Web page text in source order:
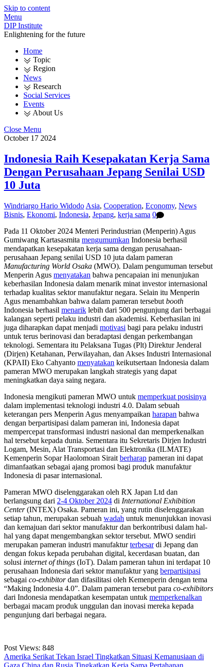
Skip to content
Menu
DIP Institute
Enlightening for the future
Home
Topic
Region
News
Research
Social Services
Events
About Us
Close Menu
October 17 2024
Indonesia Raih Kesepakatan Kerja Sama
Dengan Perusahaan Jepang Senilai USD
10 Juta
Windriargo Hario Widodo Asia, Cooperation, Economy, News
Bisnis, Ekonomi, Indonesia, Jepang, kerja sama 0
Pada 11 Oktober 2024 Menteri Perindustrian (Menperin) Agus
Gumiwang Kartasasmita mengumumkan Indonesia berhasil
mendapatkan kesepakatan kerja sama dengan perusahaan-
perusahaan Jepang senilai USD 10 juta dalam pameran
Manufacturing World Osaka (MWO). Dalam pengumuman tersebut
Menperin Agus menyatakan bahwa pencapaian ini menunjukan
keberhasilan Indonesia dalam menarik minat investor internasional
terhadap kualitas sektor manufaktur negara. Selain itu Menperin
Agus menambahkan bahwa dalam pameran tersebutbooth
Indonesia berhasil menarik lebih dari 500 pengunjung dari berbagai
kalangan seperti pelaku industri dan akademisi. Keberhasilan ini
juga diharapkan dapat menjadi motivasi bagi para pelaku industri
untuk terus berinovasi dan beradaptasi dengan perkembangan
teknologi. Sementara itu Pelaksana Tugas (Plt) Direktur Jenderal
(Dirjen) Ketahanan, Perwilayahan, dan Akses Industri Internasional
(KPAII) Eko Cahyanto menyatakan keikutsertaan Indonesia dalam
pameran MWO merupakan langkah strategis yang dapat
meningkatkan daya saing negara.
Indonesia mengikuti pameran MWO untuk memperkuat posisinya
dalam implementasi teknologi industri 4.0. Dalam sebuah
keterangan pers Menperin Agus menyampaikan harapan bahwa
dengan berpartisipasi dalam pameran ini, Indonesia dapat
mempercepat transformasi industri nasional dan memperkenalkan
hal tersebut kepada dunia. Sementara itu Sekretaris Dirjen Industri
Logam, Mesin, Alat Transportasi dan Elektronika (ILMATE)
Kemenperin Sopar Haolomoan Siraitberharap pameran ini dapat
dimanfaatkan sebagai ajang promosi bagi produk manufaktur
Indonesia di pasar internasional.
Pameran MWO diselenggarakan oleh RX Japan Ltd dan
berlangsung dari 2-4 Oktober 2024 di International Exhibition
Center(INTEX) Osaka. Pameran ini, yang rutin diselenggarakan
setiap tahun, merupakan sebuah wadah untuk menunjukkan inovasi
dan kemajuan dari sektor manufaktur dan berkontribusi dalam hal-
hal yang dapat mengembangkan sektor tersebut. MWO sendiri
merupakan pameran industri manufakturterbesardi Jepang dan
dengan fokus kepada perubahan digital, kecerdasan buatan, dan
solusi internet of things (IoT). Dalam pameran tahun ini terdapat 10
perusahaan Indonesia dari sektor manufaktur yang berpartisipasi
sebagai co-exhibitordan difasilitasi oleh Kemenperin dengan tema
“Making Indonesia 4.0”. Dalam pameran tersebut para co-exhibitors
dari Indonesia mendapatkan kesempatan untuk memperkenalkan
berbagai macam produk unggulan dan inovasi mereka kepada
pengunjung dari berbagai negara.
Post Views: 848
Amerika Serikat Tekan Israel Tingkatkan Situasi Kemanusiaan di